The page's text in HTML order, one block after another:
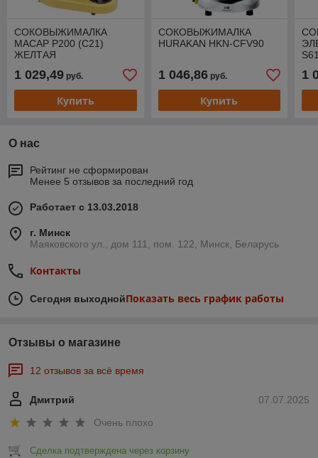
СОКОВЫЖИМАЛКА
MACAP P200 (C21)
ЖЕЛТАЯ
1 029,49 руб.
Купить
СОКОВЫЖИМАЛКА
HURAKAN HKN-CFV90
1 046,86руб.
Купить
1
О нас
Рейтинг не сформирован
Менее 5 отзывов за последний год
Работает с 13.03.2018
г. Минск
Маяковского ул., дом 111, пом. 122, Минск, Беларусь
Контакты
Сегодня выходнойПоказать весь график работы
Отзывы о магазине
12 отзывов за всё время
07.07.2025
Дмитрий
Очень плохо
Сделка подтверждена через корзину